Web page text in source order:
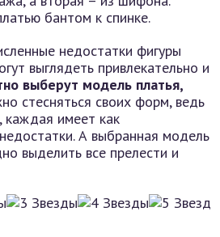
бантом к спинке.
недостатки фигуры
выглядеть привлекательно и
выберут модель платья,
стесняться своих форм, ведь
каждая имеет как
А выбранная модель
выделить все прелести и